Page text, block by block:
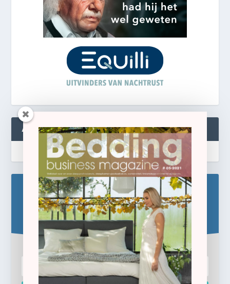
ABONNEREN
Blijf op de hoogte!
Schrijf u hier in voor de gratis e-newsletter.